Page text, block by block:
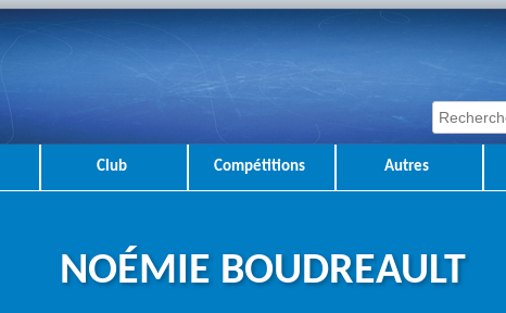
Club Compétitions Autres
NOÉMIE BOUDREAULT